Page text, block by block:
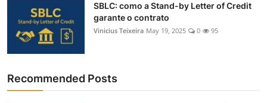
SBLC: como a Stand-by Letter of Credit
garante o contrato
Vinicius Teixeira May 19, 2025 0 95
Recommended Posts